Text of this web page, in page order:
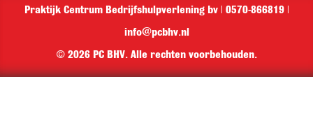
Praktijk Centrum Bedrijfshulpverlening bv | 0570-866819 |
info@pcbhv.nl
© 2026 PC BHV. Alle rechten voorbehouden.